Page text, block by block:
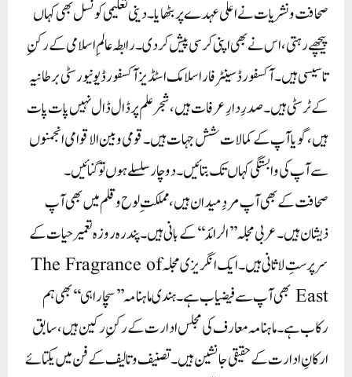
صحافت و نشریات نے اعلی عہدے پر بٹھایا۔ دینی تعلیمی کونسل بھی کہاں
پیچھے رہتی، اس نے بھی اپنی کرسی پیش کر دی۔ رابطہ عالمِ اسلامی کے رکنِ
تاسیسی ہیں۔ آکسفورڈ سینٹر فار اسلامک اسٹڈیز آکسفورڈ یونیورسٹی برطانیہ
کے ٹرسٹی ہیں۔ صدرِ دارِ عرفات ہیں، شجر علم پر ڈال ڈال نہیں پات پات
ہیں، گویا آپ کے کمالات شش جہات ہیں۔ قومی و بین الاقوامی انجمنوں
سے آپ کی وابستگی کہاں تک بتائیں۔ دو چار سلسلے ہوں تو گنائیں۔
صحافت کے بھی آپ مردِ میدان ہیں، مملکتِ لوح و قلم میں بھی آپ
ذیشان ہیں۔ عربی مجلہ ’’الرائد‘‘ کے بانی ہیں۔ پندرہ روزہ تعمیر حیات کے
سرپرستِ لاثانی ہیں۔ ایک انگریزی مجلہ The Fragrance of
East بھی آپ سے فیضیاب ہے۔ ہندی ماہنامہ ’’سچا راہی‘‘ بھی ہم
رکاب ہے۔ ماہنامہ معارف کی مجلس ادارت کے رکنِ رکین ہیں، سابق
ارکانِ ادارت کے حقیقی جانشین ہیں۔ تصنیف و تالیف کے فن میں یکتائے